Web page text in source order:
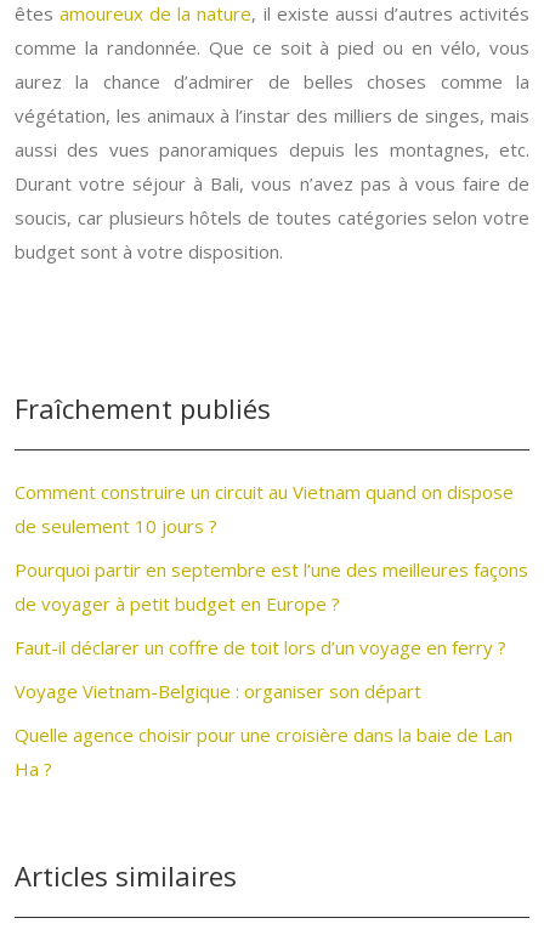
êtesamoureux de la nature, il existe aussi d’autres activités
comme la randonnée. Que ce soit à pied ou en vélo, vous
aurez la chance d’admirer de belles choses comme la
végétation, les animaux à l’instar des milliers de singes, mais
aussi des vues panoramiques depuis les montagnes, etc.
Durant votre séjour à Bali, vous n’avez pas à vous faire de
soucis, car plusieurs hôtels de toutes catégories selon votre
budget sont à votre disposition.
Fraîchement publiés
Comment construire un circuit au Vietnam quand on dispose
de seulement 10 jours ?
Pourquoi partir en septembre est l’une des meilleures façons
de voyager à petit budget en Europe ?
Faut-il déclarer un coffre de toit lors d’un voyage en ferry ?
Voyage Vietnam-Belgique : organiser son départ
Quelle agence choisir pour une croisière dans la baie de Lan
Ha ?
Articles similaires